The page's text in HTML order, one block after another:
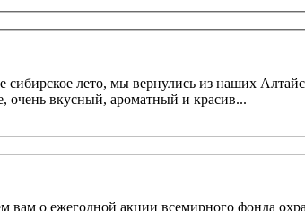
очень вкусный, ароматный и красив...